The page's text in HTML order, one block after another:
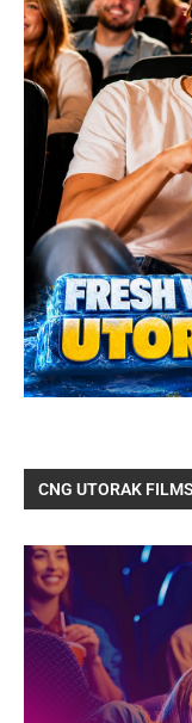
CNG UTORAK